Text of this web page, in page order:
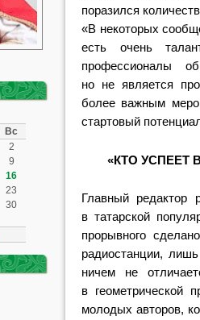
поразился
«В некоторых
есть очень
профессионалы
но не является
более важным
стартовый
«КТО УСПЕЕТ
Главный редактор
в татарской
прорывного
радиостанции,
ничем не
в геометрической
молодых авторов,
Вс
2
9
16
23
30